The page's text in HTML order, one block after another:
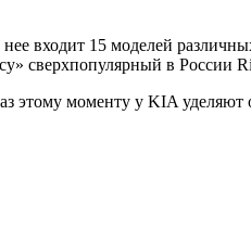
входит 15 моделей
сверхпопулярный в России
этому моменту у KIA